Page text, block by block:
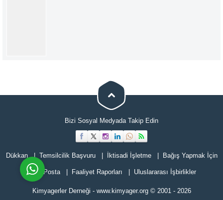
Bizi Sosyal Medyada Takip Edin
Dükkan Temsilcilik Başvuru İktisadi İşletme Bağış Yapmak İçin
E-Posta Faaliyet Raporları Uluslararası İşbirlikler
Kimyagerler Derneği - www.kimyager.org© 2001- 2026